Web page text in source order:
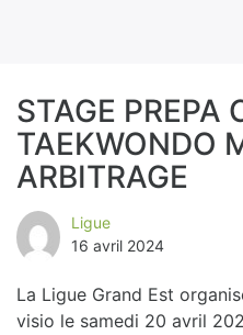
B
l
o
g
STAGE PREPA
TAEKWONDO
ARBITRAGE
Ligue
16 avril 2024
La Ligue Grand Est
visio le samedi 20 avril